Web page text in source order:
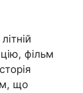
фільм
що